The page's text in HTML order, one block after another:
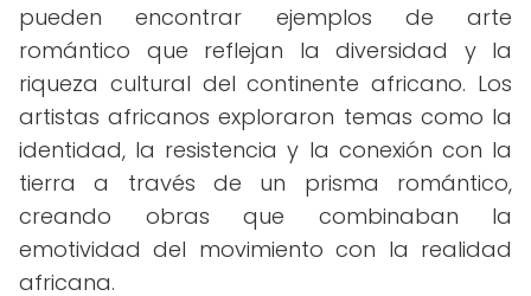
pueden encontrar ejemplos de arte
romántico que reflejan la diversidad y la
riqueza cultural del continente africano. Los
artistas africanos exploraron temas como la
identidad, la resistencia y la conexión con la
tierra a través de un prisma romántico,
creando obras que combinaban la
emotividad del movimiento con la realidad
africana.